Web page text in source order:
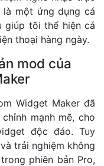
một ứng dụng cá
giúp tôi thể hiện cá
thoại hàng ngày.
mod của
Widget Maker đã
mạnh mẽ, cho
độc đáo. Tuy
trải nghiệm không
phiên bản Pro,